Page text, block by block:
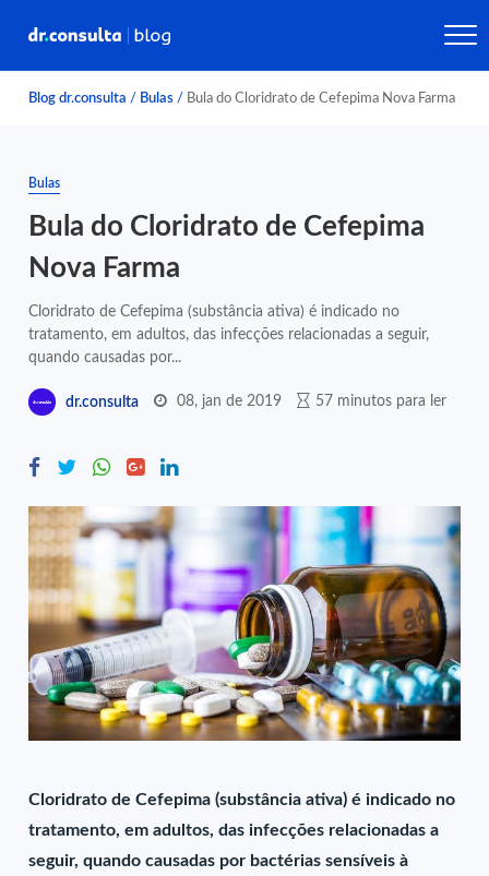
Blog dr.consulta / Bulas / Bula do Cloridrato de Cefepima Nova Farma
Bulas
Bula do Cloridrato de Cefepima
Nova Farma
Cloridrato de Cefepima (substância ativa) é indicado no
tratamento, em adultos, das infecções relacionadas a seguir,
quando causadas por...
dr.consulta 08, jan de 2019 57 minutos para ler
Cloridrato de Cefepima (substância ativa) é indicado no
tratamento, em adultos, das infecções relacionadas a
seguir, quando causadas por bactérias sensíveis à